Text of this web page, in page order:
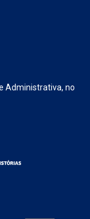
Administrativa, no